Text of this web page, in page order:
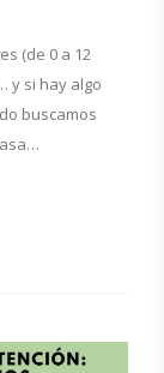
(de 0 a 12
y si hay algo
buscamos